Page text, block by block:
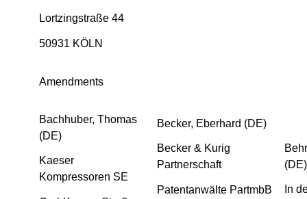
Lortzingstraße 44
50931 KÖLN
Amendments
Bachhuber, Thomas
(DE)
Kaeser
Kompressoren SE
Becker, Eberhard (DE)
Becker & Kurig
Partnerschaft
Patentanwälte PartmbB
(DE)
In